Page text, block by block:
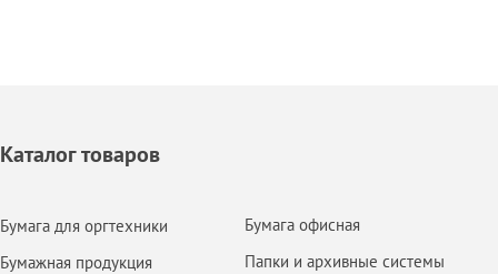
Каталог товаров
Бумага для оргтехники
Бумажная продукция
Бумага офисная
Папки и архивные системы